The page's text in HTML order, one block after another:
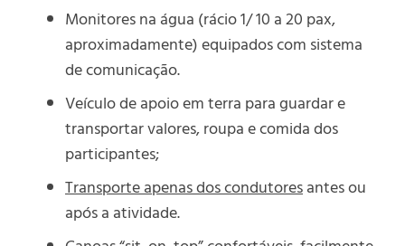
Monitores na água (rácio 1/ 10 a 20 pax,
aproximadamente) equipados com sistema
de comunicação.
Veículo de apoio em terra para guardar e
transportar valores, roupa e comida dos
participantes;
Transporte apenas dos condutoresantes ou
após a atividade.